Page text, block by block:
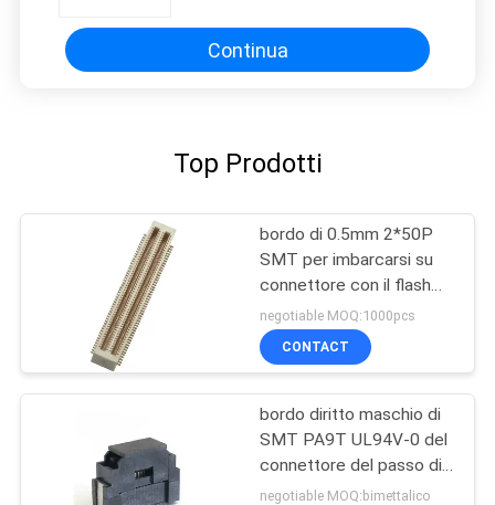
Continua
Top Prodotti
bordo di 0.5mm 2*50P
SMT per imbarcarsi su
connettore con il flash
dell'oro del bronzo del
fosforo PA9T della
posta
negotiable MOQ:1000pcs
CONTACT
bordo diritto maschio di
SMT PA9T UL94V-0 del
connettore del passo di
0.8mm per imbarcarsi sul
negotiable MOQ:bimettalico